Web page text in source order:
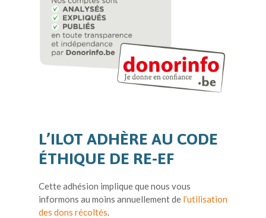
L’ILOT ADHÈRE AU CODE
ÉTHIQUE DE RE-EF
Cette adhésion implique que nous vous
informons au moins annuellement de l’utilisation
des dons récoltés.